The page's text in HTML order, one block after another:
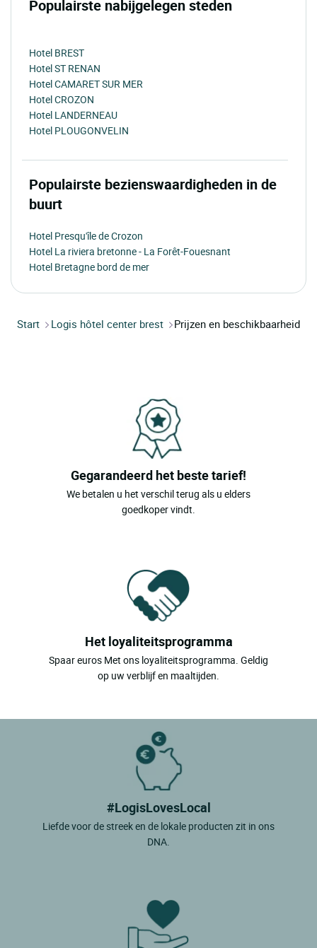
Populairste nabijgelegen steden
Hotel BREST
Hotel ST RENAN
Hotel CAMARET SUR MER
Hotel CROZON
Hotel LANDERNEAU
Hotel PLOUGONVELIN
Populairste bezienswaardigheden in de
buurt
Hotel Presqu'île de Crozon
Hotel La riviera bretonne - La Forêt-Fouesnant
Hotel Bretagne bord de mer
Start Logis hôtel center brest Prijzen en beschikbaarheid
Gegarandeerd het beste tarief!
We betalen u het verschil terug als u elders
goedkoper vindt.
Het loyaliteitsprogramma
Spaar euros Met ons loyaliteitsprogramma. Geldig
op uw verblijf en maaltijden.
#LogisLovesLocal
Liefde voor de streek en de lokale producten zit in ons
DNA.